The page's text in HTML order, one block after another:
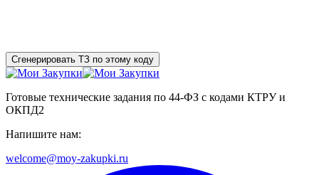
Сгенерировать ТЗ по этому коду
Готовые технические задания по 44-ФЗ с кодами КТРУ и
ОКПД2
Напишите нам:
welcome@moy-zakupki.ru